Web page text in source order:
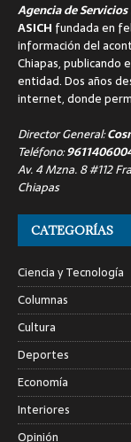
Agencia de
ASICH fundada en
información del
Chiapas, publicando
entidad. Dos años
internet, donde
Director General:
Teléfono:
Av. 4 Mzna. 8 #112
Chiapas
CATEGORÍAS
Ciencia y Tecnología
Columnas
Cultura
Deportes
Economía
Interiores
Opinión